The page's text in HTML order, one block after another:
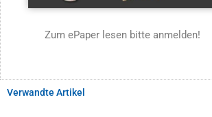
Zum ePaper lesen bitte anmelden!
Verwandte Artikel